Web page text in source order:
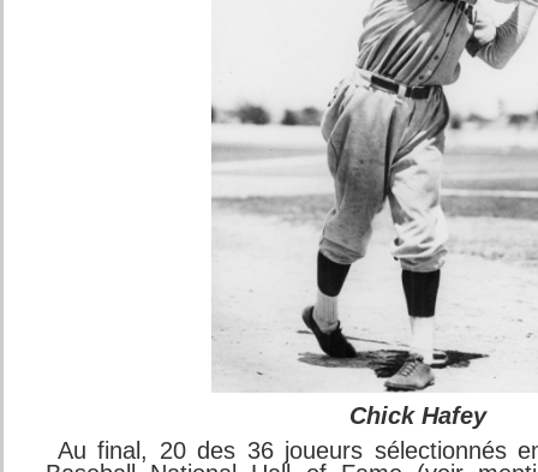
Chick Hafey
Au final, 20 des 36 joueurs sélectionnés